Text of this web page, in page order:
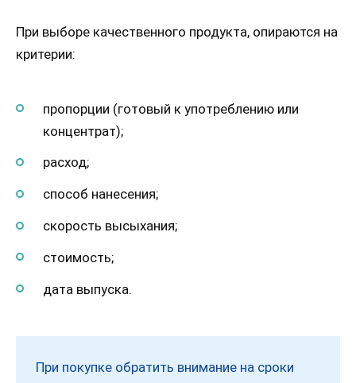
При выборе качественного продукта, опираются на
критерии:
пропорции (готовый к употреблению или
концентрат);
расход;
способ нанесения;
скорость высыхания;
стоимость;
дата выпуска.
При покупке обратить внимание на сроки